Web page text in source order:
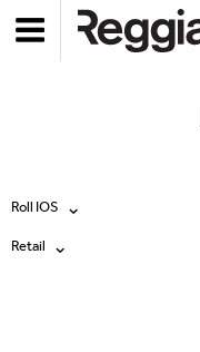
Roll IOS
Tutti i prodotti
Retail